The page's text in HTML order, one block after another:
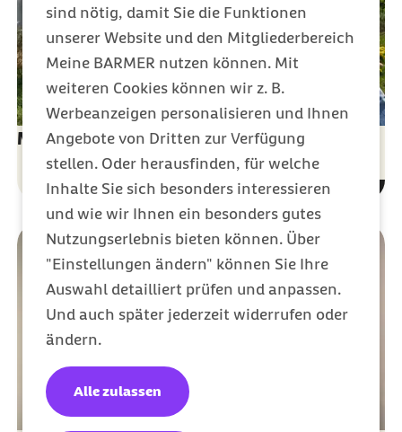
sind nötig, damit Sie die Funktionen
unserer Website und den Mitgliederbereich
Meine BARMER nutzen können. Mit
weiteren Cookies können wir z. B.
Werbeanzeigen personalisieren und Ihnen
Angebote von Dritten zur Verfügung
stellen. Oder herausfinden, für welche
Inhalte Sie sich besonders interessieren
und wie wir Ihnen ein besonders gutes
Nutzungserlebnis bieten können. Über
"Einstellungen ändern" können Sie Ihre
Auswahl detailliert prüfen und anpassen.
Und auch später jederzeit widerrufen oder
ändern.
Alle zulassen
Meine Barmer: Anliegen direkt online lösen